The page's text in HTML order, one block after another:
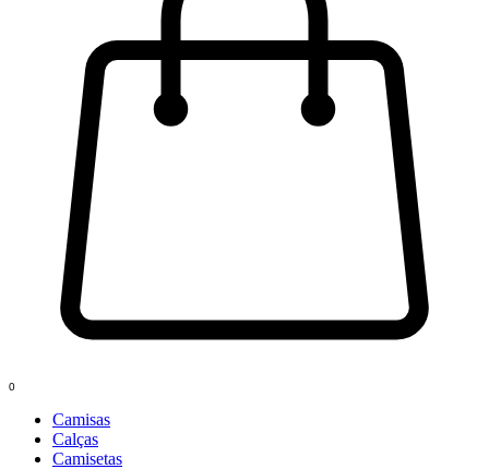
0
Camisas
Calças
Camisetas